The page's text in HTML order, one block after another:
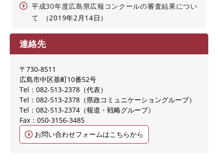
平成30年度広島県広報コンクールの審査結果につい
て
2019年2月14日
連絡先
〒730-8511
広島市中区基町10番52号
Tel：082-513-2378
代表
Tel：082-513-2378
県政コミュニケーショングループ
Tel：082-513-2374
報道・戦略グループ
Fax：050-3156-3485
お問い合わせフォームはこちらから